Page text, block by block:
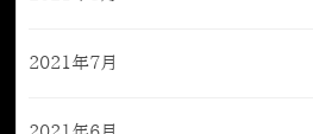
2021年7月